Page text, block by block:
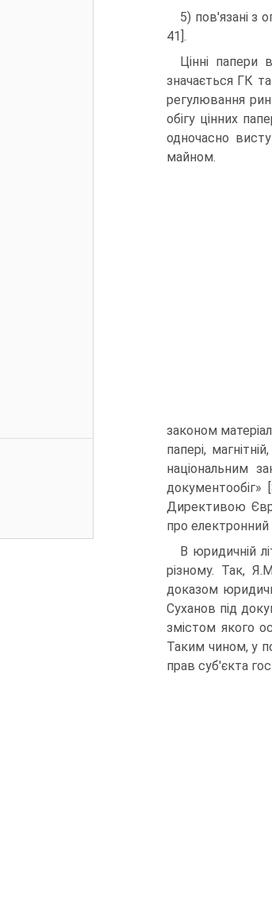
5) пов'язані з
41].
Цінні
значається ГК
регулювання
обігу цінних
одночасно
майном.
законом
папері,
наці­ональним
Директи­вою
про
В юридичній
різному. Так,
доказом
Суханов під
змістом якого
Таким чином, у
прав суб'єкта